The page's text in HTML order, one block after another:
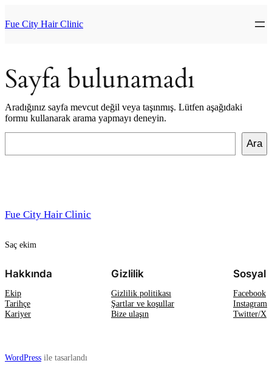
geç
Fue City Hair Clinic
Sayfa bulunamadı
Aradığınız sayfa mevcut değil veya taşınmış. Lütfen aşağıdaki
formu kullanarak arama yapmayı deneyin.
Ara
Fue City Hair Clinic
Saç ekim
Hakkında
Ekip
Tarihçe
Kariyer
Gizlilik
Gizlilik politikası
Şartlar ve koşullar
Bize ulaşın
Sosyal
Facebook
Instagram
Twitter/X
WordPress ile tasarlandı